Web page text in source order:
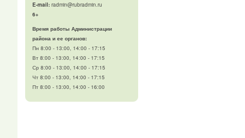
E-mail:radmin@rubradmin.ru
6+
Время работы Администрации
района и ее органов:
Пн 8:00 - 13:00, 14:00 - 17:15
Вт 8:00 - 13:00, 14:00 - 17:15
Ср 8:00 - 13:00, 14:00 - 17:15
Чт 8:00 - 13:00, 14:00 - 17:15
Пт 8:00 - 13:00, 14:00 - 16:00